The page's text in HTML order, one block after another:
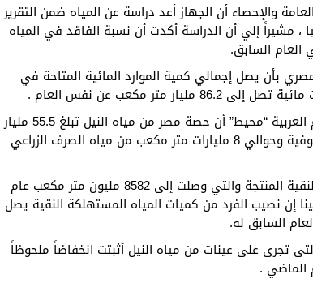
والإحصاء أن الجهاز أعد دراسة عن المياه ضمن التقرير
الذى يجرى إعداده حاليا ، مشيراً إلي أن الدراسة أكدت أن نسبة الفاقد في المياه
بأن يصل إجمالي كمية الموارد المائية المتاحة في
وأوضح الجندي في تصريحاته التى أوردتها شبكة الاعلام العربية “محيط” أن حصة مصر من مياه النيل تبلغ 55.5 مليار
متر مكعب سنويا علاوة على 6.2 مليار متر مكعب مياه جوفية وحوالي 8 مليارات متر مكعب من مياه الصرف الزراعي
وأشار إلى أن الحكومة تبذل جهودا لزيادة كمية المياه النقية المنتجة والتي وصلت إلى 8582 مليون متر مكعب عام
السابق له ، مبينا إن نصيب الفرد من كميات المياه المستهلكة النقية يصل
تجرى على عينات من مياه النيل أثبتت انخفاضاً ملحوظاً